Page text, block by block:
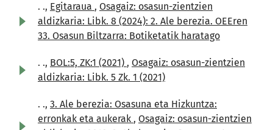
. ., Egitaraua , Osagaiz: osasun-zientzien
aldizkaria: Libk. 8 (2024): 2. Ale berezia. OEEren
33. Osasun Biltzarra: Botiketatik haratago
. ., BOL:5, ZK:1 (2021) , Osagaiz: osasun-zientzien
aldizkaria: Libk. 5 Zk. 1 (2021)
. ., 3. Ale berezia: Osasuna eta Hizkuntza:
erronkak eta aukerak , Osagaiz: osasun-zientzien